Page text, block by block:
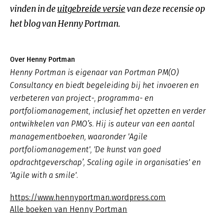
vinden in de uitgebreide versievan deze recensie op
het blog van Henny Portman.
Over Henny Portman
Henny Portman is eigenaar van Portman PM(O)
Consultancy en biedt begeleiding bij het invoeren en
verbeteren van project-, programma- en
portfoliomanagement, inclusief het opzetten en verder
ontwikkelen van PMO’s. Hij is auteur van een aantal
managementboeken, waaronder 'Agile
portfoliomanagement', 'De kunst van goed
opdrachtgeverschap’, Scaling agile in organisaties' en
'Agile with a smile'.
https://www.hennyportman.wordpress.com
Alle boeken van Henny Portman